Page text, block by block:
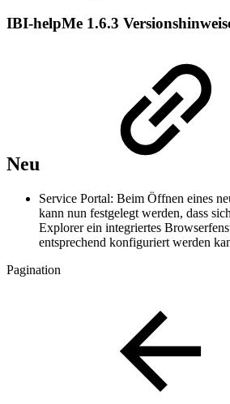
IBI-helpMe 1.6.3
Neu
Service Portal: Beim Öffnen eines
kann nun festgelegt werden, dass
Explorer ein integriertes
entsprechend konfiguriert werden
Pagination